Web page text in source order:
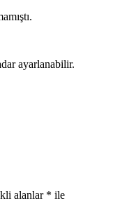
ayarlanabilir.
alanlar * ile